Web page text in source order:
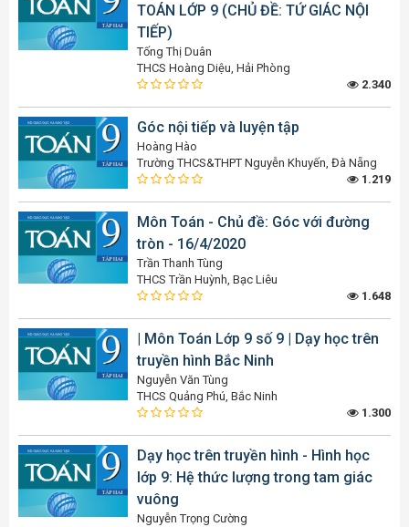
TOÁN LỚP 9 (CHỦ ĐỀ: TỨ GIÁC NỘI
TIẾP)
Tống Thị Duân
THCS Hoàng Diệu, Hải Phòng
2.340
Góc nội tiếp và luyện tập
Hoàng Hào
Trường THCS&THPT Nguyễn Khuyến, Đà Nẵng
1.219
Môn Toán - Chủ đề: Góc với đường
tròn - 16/4/2020
Trần Thanh Tùng
THCS Trần Huỳnh, Bạc Liêu
1.648
| Môn Toán Lớp 9 số 9 | Dạy học trên
truyền hình Bắc Ninh
Nguyễn Văn Tùng
THCS Quảng Phú, Bắc Ninh
1.300
Dạy học trên truyền hình - Hình học
lớp 9: Hệ thức lượng trong tam giác
vuông
Nguyễn Trọng Cường